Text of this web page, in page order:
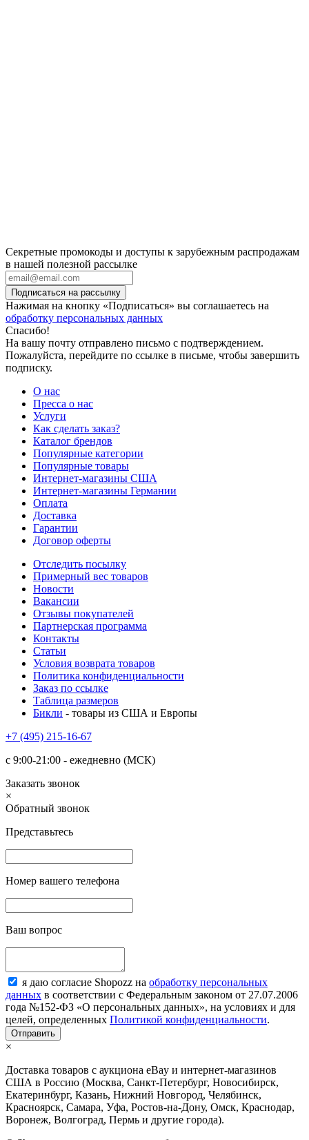
Секретные промокоды и доступы к зарубежным распродажам
в нашей полезной рассылке
Подписаться на рассылку
Нажимая на кнопку «Подписаться» вы соглашаетесь на
обработку персональных данных
Спасибо!
На вашу почту отправлено письмо с подтверждением.
Пожалуйста, перейдите по ссылке в письме, чтобы завершить
подписку.
О нас
Пресса о нас
Услуги
Как сделать заказ?
Каталог брендов
Популярные категории
Популярные товары
Интернет-магазины США
Интернет-магазины Германии
Оплата
Доставка
Гарантии
Договор оферты
Отследить посылку
Примерный вес товаров
Новости
Вакансии
Отзывы покупателей
Партнерская программа
Контакты
Статьи
Условия возврата товаров
Политика конфиденциальности
Заказ по ссылке
Таблица размеров
Бикли - товары из США и Европы
+7 (495) 215-16-67
с 9:00-21:00 - ежедневно (МСК)
Заказать звонок
×
Обратный звонок
Представьтесь
Номер вашего телефона
Ваш вопрос
я даю согласие Shopozz на обработку персональных
данных в соответствии с Федеральным законом от 27.07.2006
года №152-ФЗ «О персональных данных», на условиях и для
целей, определенных Политикой конфиденциальности.
×
Доставка товаров с аукциона eBay и интернет-магазинов
США в Россию (Москва, Санкт-Петербург, Новосибирск,
Екатеринбург, Казань, Нижний Новгород, Челябинск,
Красноярск, Самара, Уфа, Ростов-на-Дону, Омск, Краснодар,
Воронеж, Волгоград, Пермь и другие города).